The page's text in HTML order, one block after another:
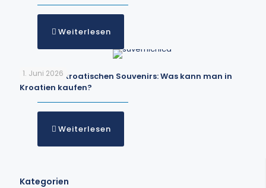
Weiterlesen
1. Juni 2026
Die besten kroatischen Souvenirs: Was kann man in
Kroatien kaufen?
Weiterlesen
Kategorien